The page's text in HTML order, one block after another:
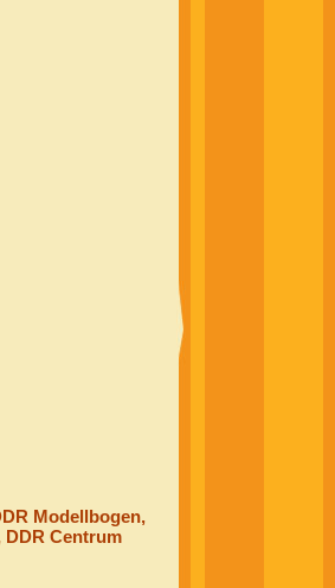
Modellbogen,
DDR Centrum